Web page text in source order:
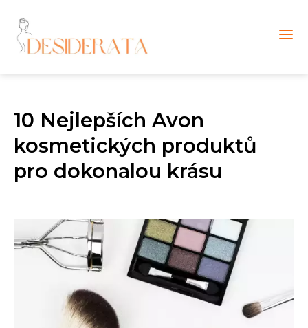
10 Nejlepších Avon
kosmetických produktů
pro dokonalou krásu